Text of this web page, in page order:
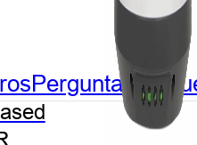
Perguntas